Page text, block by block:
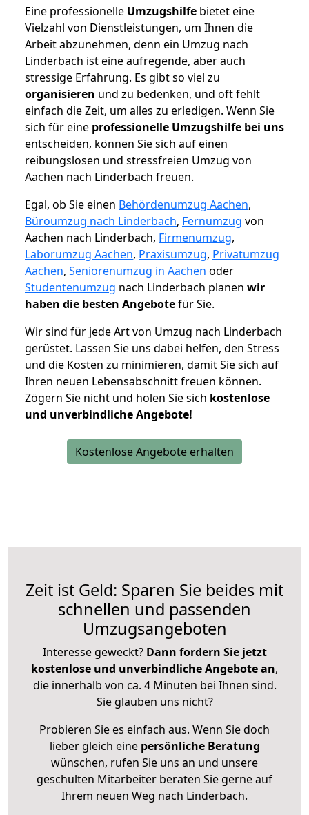
Eine professionelle Umzugshilfe bietet eine
Vielzahl von Dienstleistungen, um Ihnen die
Arbeit abzunehmen, denn ein Umzug nach
Linderbach ist eine aufregende, aber auch
stressige Erfahrung. Es gibt so viel zu
organisieren und zu bedenken, und oft fehlt
einfach die Zeit, um alles zu erledigen. Wenn Sie
sich für eine professionelle Umzugshilfe bei uns
entscheiden, können Sie sich auf einen
reibungslosen und stressfreien Umzug von
Aachen nach Linderbach freuen.
Egal, ob Sie einen Behördenumzug Aachen,
Büroumzug nach Linderbach, Fernumzug von
Aachen nach Linderbach, Firmenumzug,
Laborumzug Aachen, Praxisumzug, Privatumzug
Aachen, Seniorenumzug in Aachen oder
Studentenumzug nach Linderbach planen wir
haben die besten Angebotefür Sie.
Wir sind für jede Art von Umzug nach Linderbach
gerüstet. Lassen Sie uns dabei helfen, den Stress
und die Kosten zu minimieren, damit Sie sich auf
Ihren neuen Lebensabschnitt freuen können.
Zögern Sie nicht und holen Sie sich kostenlose
und unverbindliche Angebote!
Kostenlose Angebote erhalten
Zeit ist Geld: Sparen Sie beides mit
schnellen und passenden
Umzugsangeboten
Interesse geweckt? Dann fordern Sie jetzt
kostenlose und unverbindliche Angebote an,
die innerhalb von ca. 4 Minuten bei Ihnen sind.
Sie glauben uns nicht?
Probieren Sie es einfach aus. Wenn Sie doch
lieber gleich eine persönliche Beratung
wünschen, rufen Sie uns an und unsere
geschulten Mitarbeiter beraten Sie gerne auf
Ihrem neuen Weg nach Linderbach.